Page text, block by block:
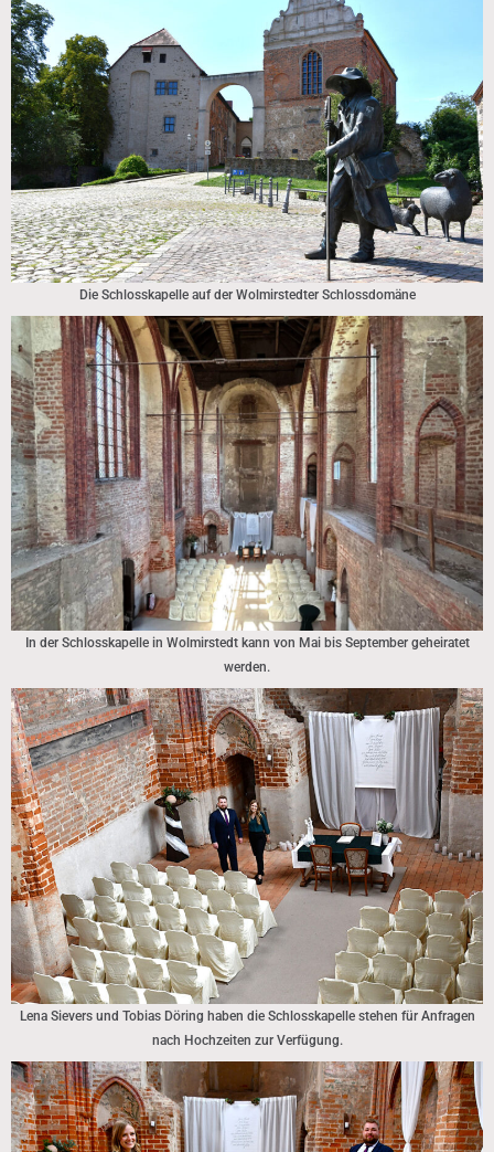
Die Schlosskapelle auf der Wolmirstedter Schlossdomäne
In der Schlosskapelle in Wolmirstedt kann von Mai bis September geheiratet
werden.
Lena Sievers und Tobias Döring haben die Schlosskapelle stehen für Anfragen
nach Hochzeiten zur Verfügung.